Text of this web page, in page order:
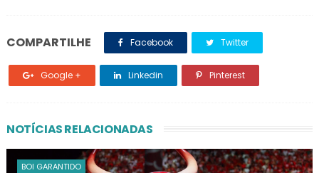
COMPARTILHE Facebook Twitter
Google + Linkedin Pinterest
NOTÍCIAS RELACIONADAS
BOI GARANTIDO